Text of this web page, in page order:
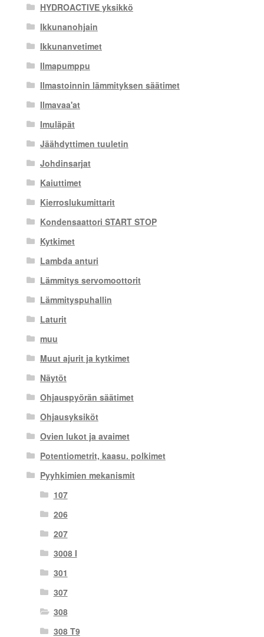
HYDROACTIVE yksikkö
Ikkunanohjain
Ikkunanvetimet
Ilmapumppu
Ilmastoinnin lämmityksen säätimet
Ilmavaa'at
Imuläpät
Jäähdyttimen tuuletin
Johdinsarjat
Kaiuttimet
Kierroslukumittarit
Kondensaattori START STOP
Kytkimet
Lambda anturi
Lämmitys servomoottorit
Lämmityspuhallin
Laturit
muu
Muut ajurit ja kytkimet
Näytöt
Ohjauspyörän säätimet
Ohjausyksiköt
Ovien lukot ja avaimet
Potentiometrit, kaasu. polkimet
Pyyhkimien mekanismit
107
206
207
3008 I
301
307
308
308 T9